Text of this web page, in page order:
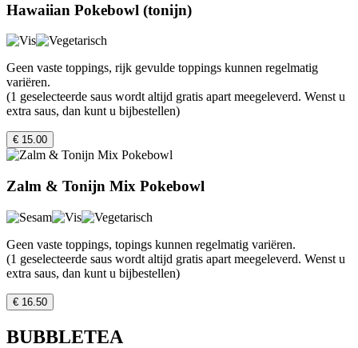
Hawaiian Pokebowl (tonijn)
Geen vaste toppings, rijk gevulde toppings kunnen regelmatig
variëren.
(1 geselecteerde saus wordt altijd gratis apart meegeleverd. Wenst u
extra saus, dan kunt u bijbestellen)
€ 15.00
Zalm & Tonijn Mix Pokebowl
Geen vaste toppings, topings kunnen regelmatig variëren.
(1 geselecteerde saus wordt altijd gratis apart meegeleverd. Wenst u
extra saus, dan kunt u bijbestellen)
€ 16.50
BUBBLETEA